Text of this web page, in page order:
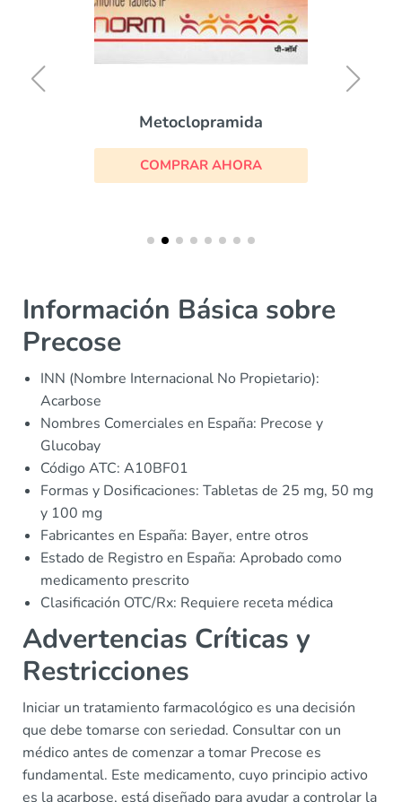
Metoclopramida
COMPRAR AHORA
Información Básica sobre
Precose
INN (Nombre Internacional No Propietario):
Acarbose
Nombres Comerciales en España: Precose y
Glucobay
Código ATC: A10BF01
Formas y Dosificaciones: Tabletas de 25 mg, 50 mg
y 100 mg
Fabricantes en España: Bayer, entre otros
Estado de Registro en España: Aprobado como
medicamento prescrito
Clasificación OTC/Rx: Requiere receta médica
Advertencias Críticas y
Restricciones
Iniciar un tratamiento farmacológico es una decisión
que debe tomarse con seriedad. Consultar con un
médico antes de comenzar a tomar Precose es
fundamental. Este medicamento, cuyo principio activo
es la acarbose, está diseñado para ayudar a controlar la